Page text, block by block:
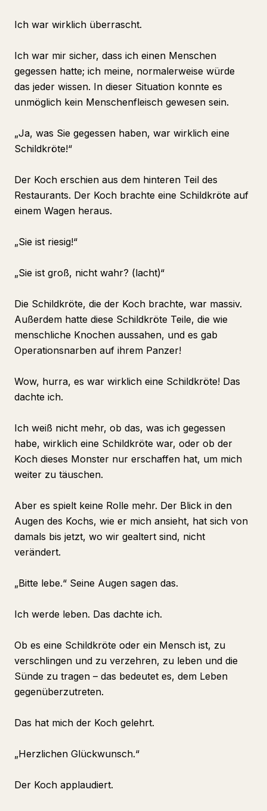
Ich war wirklich überrascht.
Ich war mir sicher, dass ich einen Menschen
gegessen hatte; ich meine, normalerweise würde
das jeder wissen. In dieser Situation konnte es
unmöglich kein Menschenfleisch gewesen sein.
„Ja, was Sie gegessen haben, war wirklich eine
Schildkröte!“
Der Koch erschien aus dem hinteren Teil des
Restaurants. Der Koch brachte eine Schildkröte auf
einem Wagen heraus.
„Sie ist riesig!“
„Sie ist groß, nicht wahr? (lacht)“
Die Schildkröte, die der Koch brachte, war massiv.
Außerdem hatte diese Schildkröte Teile, die wie
menschliche Knochen aussahen, und es gab
Operationsnarben auf ihrem Panzer!
Wow, hurra, es war wirklich eine Schildkröte! Das
dachte ich.
Ich weiß nicht mehr, ob das, was ich gegessen
habe, wirklich eine Schildkröte war, oder ob der
Koch dieses Monster nur erschaffen hat, um mich
weiter zu täuschen.
Aber es spielt keine Rolle mehr. Der Blick in den
Augen des Kochs, wie er mich ansieht, hat sich von
damals bis jetzt, wo wir gealtert sind, nicht
verändert.
„Bitte lebe.“ Seine Augen sagen das.
Ich werde leben. Das dachte ich.
Ob es eine Schildkröte oder ein Mensch ist, zu
verschlingen und zu verzehren, zu leben und die
Sünde zu tragen – das bedeutet es, dem Leben
gegenüberzutreten.
Das hat mich der Koch gelehrt.
„Herzlichen Glückwunsch.“
Der Koch applaudiert.